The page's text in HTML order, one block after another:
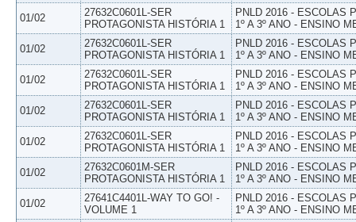
01/02
27632C0601L-SER
PROTAGONISTA HISTÓRIA 1
PNLD 2016 - ESCOLAS
1º A 3º ANO - ENSINO
01/02
27632C0601L-SER
PROTAGONISTA HISTÓRIA 1
PNLD 2016 - ESCOLAS
1º A 3º ANO - ENSINO
01/02
27632C0601L-SER
PROTAGONISTA HISTÓRIA 1
PNLD 2016 - ESCOLAS
1º A 3º ANO - ENSINO
01/02
27632C0601L-SER
PROTAGONISTA HISTÓRIA 1
PNLD 2016 - ESCOLAS
1º A 3º ANO - ENSINO
01/02
27632C0601L-SER
PROTAGONISTA HISTÓRIA 1
PNLD 2016 - ESCOLAS
1º A 3º ANO - ENSINO
01/02
27632C0601M-SER
PROTAGONISTA HISTÓRIA 1
PNLD 2016 - ESCOLAS
1º A 3º ANO - ENSINO
01/02
27641C4401L-WAY TO GO! -
VOLUME 1
PNLD 2016 - ESCOLAS
1º A 3º ANO - ENSINO